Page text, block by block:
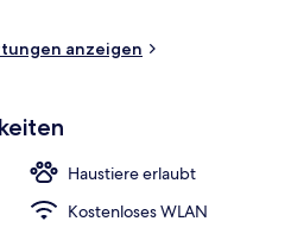
anzeigen
Haustiere erlaubt
Kostenloses WLAN